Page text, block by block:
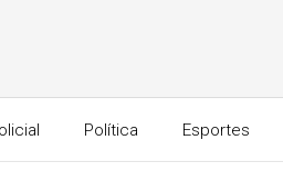
Política Esportes